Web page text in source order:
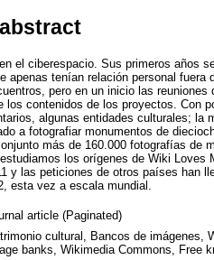
el ciberespacio. Sus primeros años
apenas tenían relación personal
pero en un inicio las
los contenidos de los proyectos. Con
algunas entidades culturales;
a fotografiar monumentos de
más de 160.000 fotografías de
los orígenes de Wiki
y las peticiones de otros países han
esta vez a escala mundial.
article (Paginated)
cultural, Bancos de imágenes,
banks, Wikimedia Commons, Free